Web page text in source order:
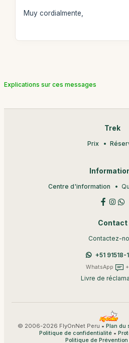
Muy cordialmente,
Explications sur ces messages
Trek
Prix
Centre d'information
Contact
Contactez-
+51 91518-
WhatsApp +
Livre de
© 2006-2026 FlyOnNet Peru • Plan du
Politique de confidentialité •
Politique de Prévention